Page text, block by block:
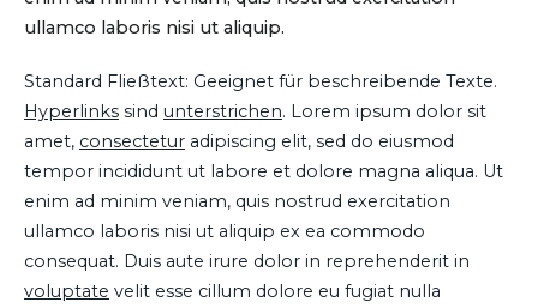
ullamco laboris nisi ut aliquip.
Standard Fließtext: Geeignet für beschreibende Texte.
Hyperlinks sind unterstrichen. Lorem ipsum dolor sit
amet, consectetur adipiscing elit, sed do eiusmod
tempor incididunt ut labore et dolore magna aliqua. Ut
enim ad minim veniam, quis nostrud exercitation
ullamco laboris nisi ut aliquip ex ea commodo
consequat. Duis aute irure dolor in reprehenderit in
voluptate velit esse cillum dolore eu fugiat nulla